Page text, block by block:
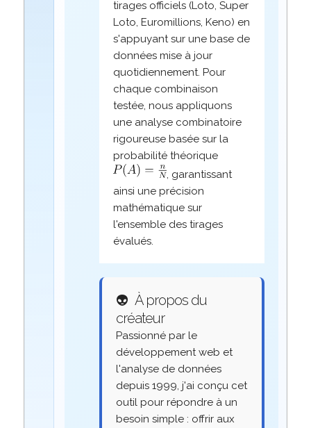
tirages officiels (Loto, Super
Loto, Euromillions, Keno) en
s'appuyant sur une base de
données mise à jour
quotidiennement. Pour
chaque combinaison
testée, nous appliquons
une analyse combinatoire
rigoureuse basée sur la
probabilité théorique
, garantissant
ainsi une précision
mathématique sur
l'ensemble des tirages
évalués.
👽 À propos du
créateur
Passionné par le
développement web et
l'analyse de données
depuis 1999, j'ai conçu cet
outil pour répondre à un
besoin simple : offrir aux